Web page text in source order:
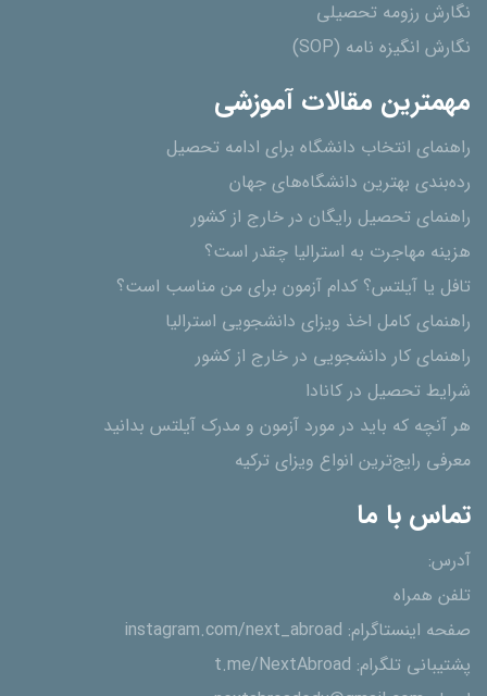
نگارش رزومه تحصیلی
نگارش انگیزه نامه (SOP)
مهمترین مقالات آموزشی
راهنمای انتخاب دانشگاه برای ادامه تحصیل
رده‌بندی بهترین دانشگاه‌های جهان
راهنمای تحصیل رایگان در خارج از کشور
هزینه مهاجرت به استرالیا چقدر است؟
تافل یا آیلتس؟ کدام آزمون برای من مناسب است؟
راهنمای کامل اخذ ویزای دانشجویی استرالیا
راهنمای کار دانشجویی در خارج از کشور
شرایط تحصیل در کانادا
هر آنچه که باید در مورد آزمون و مدرک آیلتس بدانید
معرفی رایج‌ترین انواع ویزای ترکیه
تماس با ما
آدرس:
تلفن همراه
صفحه اینستاگرام: instagram.com/next_abroad
پشتیبانی تلگرام: t.me/NextAbroad